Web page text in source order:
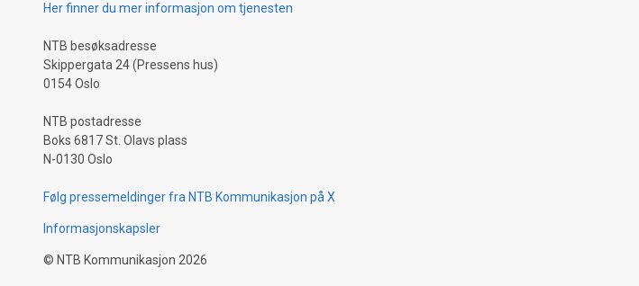
Her finner du mer informasjon om tjenesten
NTB besøksadresse
Skippergata 24 (Pressens hus)
0154 Oslo
NTB postadresse
Boks 6817 St. Olavs plass
N-0130 Oslo
Følg pressemeldinger fra NTB Kommunikasjon på X
Informasjonskapsler
© NTB Kommunikasjon 2026